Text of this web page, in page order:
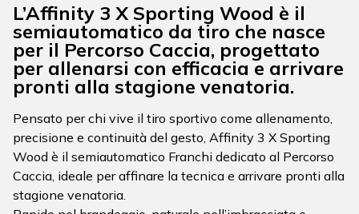
L’Affinity 3 X Sporting Wood è il
semiautomatico da tiro che nasce
per il Percorso Caccia, progettato
per allenarsi con efficacia e arrivare
pronti alla stagione venatoria.
Pensato per chi vive il tiro sportivo come allenamento,
precisione e continuità del gesto, Affinity 3 X Sporting
Wood è il semiautomatico Franchi dedicato al Percorso
Caccia, ideale per affinare la tecnica e arrivare pronti alla
stagione venatoria.